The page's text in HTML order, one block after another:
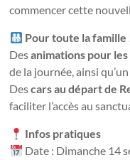
commencer cette
Pour toute la famille
Desanimations pour
de la journée, ainsi
Descars au départ de
faciliter l’accès au
Infos pratiques
Date : Dimanche 14